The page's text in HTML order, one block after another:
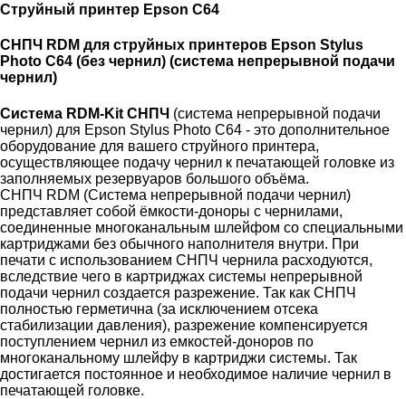
Струйный принтер Epson C64
СНПЧ RDM для струйных принтеров Epson Stylus
Photo C64 (без чернил) (система непрерывной подачи
чернил)
Система RDM-Kit СНПЧ (система непрерывной подачи
чернил) для Epson Stylus Photo C64 - это дополнительное
оборудование для вашего струйного принтера,
осуществляющее подачу чернил к печатающей головке из
заполняемых резервуаров большого объёма.
СНПЧ RDM (Система непрерывной подачи чернил)
представляет собой ёмкости-доноры с чернилами,
соединенные многоканальным шлейфом со специальными
картриджами без обычного наполнителя внутри. При
печати с использованием СНПЧ чернила расходуются,
вследствие чего в картриджах системы непрерывной
подачи чернил создается разрежение. Так как СНПЧ
полностью герметична (за исключением отсека
стабилизации давления), разрежение компенсируется
поступлением чернил из емкостей-доноров по
многоканальному шлейфу в картриджи системы. Так
достигается постоянное и необходимое наличие чернил в
печатающей головке.